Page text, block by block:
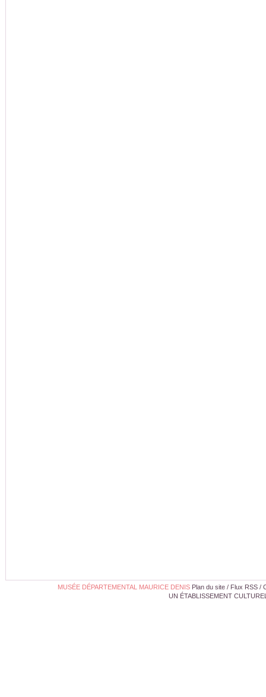
MUSÉE DÉPARTEMENTAL MAURICE DENIS Plan du site / Flux RSS /
UN ÉTABLISSEMENT